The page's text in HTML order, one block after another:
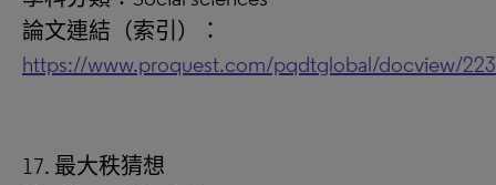
論文連結（索引）：
https://www.proquest.com/pqdtglobal/docview/
17. 最大秩猜想